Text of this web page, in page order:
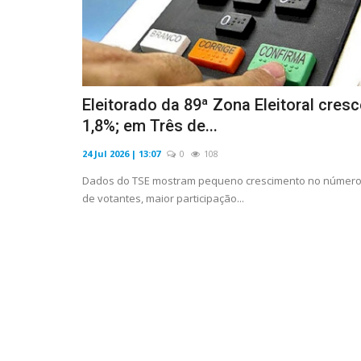
Eleitorado da 89ª Zona Eleitoral
1,8%; em Três de...
24 Jul 2026 | 13:07 0 108
Dados do TSE mostram pequeno crescimento no número
de votantes, maior participação...